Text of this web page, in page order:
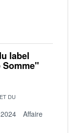
label
Somme"
DU
Affaire